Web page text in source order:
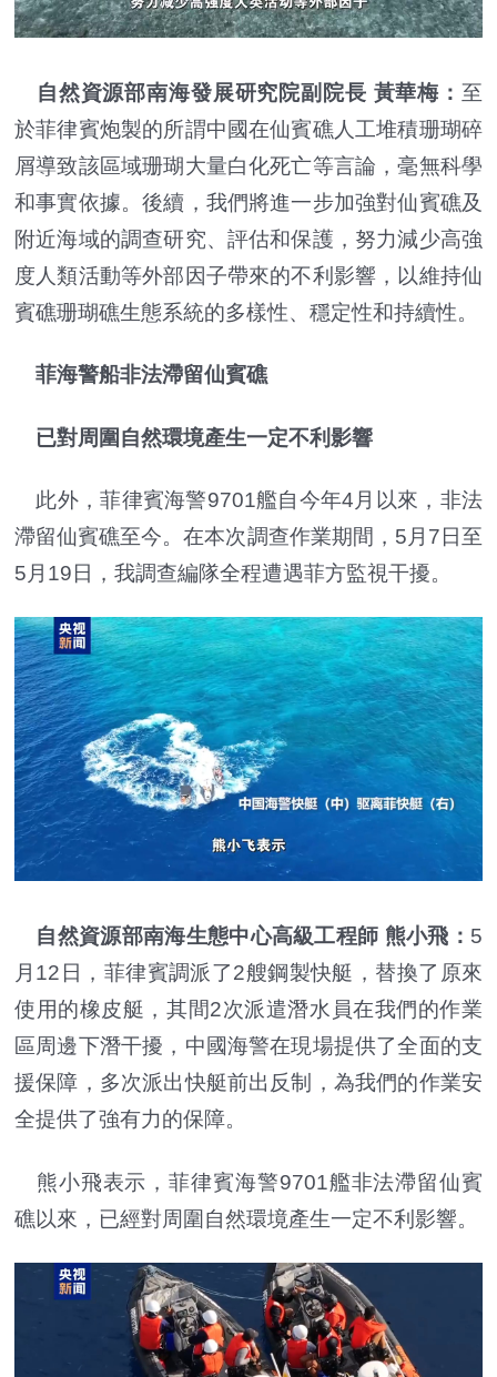
自然資源部南海發展研究院副院長 黃華梅：至
於菲律賓炮製的所謂中國在仙賓礁人工堆積珊瑚碎
屑導致該區域珊瑚大量白化死亡等言論，毫無科學
和事實依據。後續，我們將進一步加強對仙賓礁及
附近海域的調查研究、評估和保護，努力減少高強
度人類活動等外部因子帶來的不利影響，以維持仙
賓礁珊瑚礁生態系統的多樣性、穩定性和持續性。
菲海警船非法滯留仙賓礁
已對周圍自然環境產生一定不利影響
此外，菲律賓海警9701艦自今年4月以來，非法
滯留仙賓礁至今。在本次調查作業期間，5月7日至
5月19日，我調查編隊全程遭遇菲方監視干擾。
自然資源部南海生態中心高級工程師 熊小飛： 5
月12日，菲律賓調派了2艘鋼製快艇，替換了原來
使用的橡皮艇，其間2次派遣潛水員在我們的作業
區周邊下潛干擾，中國海警在現場提供了全面的支
援保障，多次派出快艇前出反制，為我們的作業安
全提供了強有力的保障。
熊小飛表示，菲律賓海警9701艦非法滯留仙賓
礁以來，已經對周圍自然環境產生一定不利影響。